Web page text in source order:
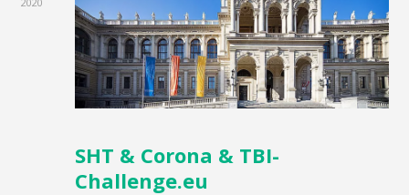
SHT & Corona & TBI-
Challenge.eu